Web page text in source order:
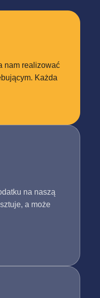
nam realizować
Każda
na naszą
a może